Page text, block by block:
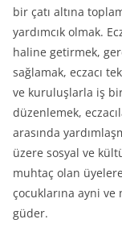
bir çatı altına
yardımcık olmak.
haline getirmek,
sağlamak, eczacı
ve kuruluşlarla iş
düzenlemek,
arasında
üzere sosyal ve
muhtaç olan
çocuklarına ayni ve
güder.